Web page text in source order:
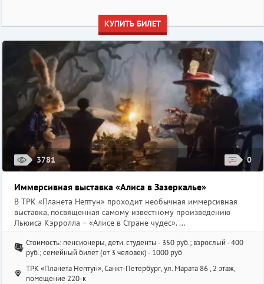
КУПИТЬ БИЛЕТ
3781 0
Иммерсивная выставка «Алиса в Зазеркалье»
В ТРК «Планета Нептун» проходит необычная иммерсивная
выставка, посвященная самому известному произведению
Льюиса Кэрролла – «Алисе в Стране чудес». ...
Стоимость: пенсионеры, дети. студенты - 350 руб.; взрослый - 400
руб.; семейный билет (от 3 человек) - 1000 руб
ТРК «Планета Нептун», Санкт-Петербург, ул. Марата 86 , 2 этаж,
помещение 220-к